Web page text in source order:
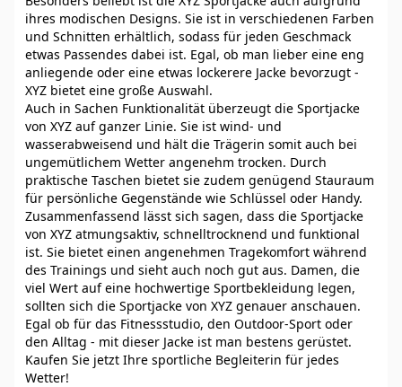
ihres modischen Designs. Sie ist in verschiedenen Farben
und Schnitten erhältlich, sodass für jeden Geschmack
etwas Passendes dabei ist. Egal, ob man lieber eine eng
anliegende oder eine etwas lockerere Jacke bevorzugt -
XYZ bietet eine große Auswahl.
Auch in Sachen Funktionalität überzeugt die Sportjacke
von XYZ auf ganzer Linie. Sie ist wind- und
wasserabweisend und hält die Trägerin somit auch bei
ungemütlichem Wetter angenehm trocken. Durch
praktische Taschen bietet sie zudem genügend Stauraum
für persönliche Gegenstände wie Schlüssel oder Handy.
Zusammenfassend lässt sich sagen, dass die Sportjacke
von XYZ atmungsaktiv, schnelltrocknend und funktional
ist. Sie bietet einen angenehmen Tragekomfort während
des Trainings und sieht auch noch gut aus. Damen, die
viel Wert auf eine hochwertige Sportbekleidung legen,
sollten sich die Sportjacke von XYZ genauer anschauen.
Egal ob für das Fitnessstudio, den Outdoor-Sport oder
den Alltag - mit dieser Jacke ist man bestens gerüstet.
Kaufen Sie jetzt Ihre sportliche Begleiterin für jedes
Wetter!